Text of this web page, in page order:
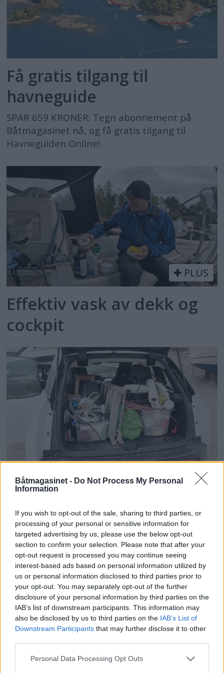
Båtmagasinet - Do Not Process My Personal
Information
If you wish to opt-out of the sale, sharing to third parties, or
processing of your personal or sensitive information for
targeted advertising by us, please use the below opt-out
section to confirm your selection. Please note that after your
opt-out request is processed you may continue seeing
interest-based ads based on personal information utilized by
us or personal information disclosed to third parties prior to
your opt-out. You may separately opt-out of the further
disclosure of your personal information by third parties on the
IAB’s list of downstream participants. This information may
also be disclosed by us to third parties on the IAB’s List of
Downstream Participants that may further disclose it to other
Personal Data Processing Opt Outs
Få gratis tilgang til
havneguide
SPAR 659 KRONER: Tegn abonnement på
Båtmagasinet nå, og få gratis tilgang til
Havneguiden Online!
PLUS
Effektiv vask av dekk og
cockpit
Huskeliste før vårpussen
Solbriller til sjø og sport